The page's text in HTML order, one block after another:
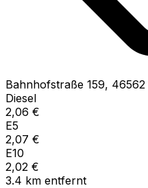
Bahnhofstraße 159, 46562
Diesel
2,06 €
E5
2,07 €
E10
2,02 €
3.4 km entfernt